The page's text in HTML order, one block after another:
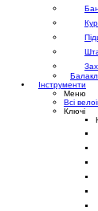
Інструменти
Меню
Всі
Ключі